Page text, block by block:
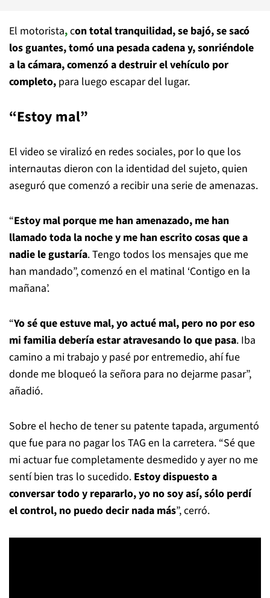
El motorista,con total tranquilidad, se bajó, se sacó
los guantes, tomó una pesada cadena y, sonriéndole
a la cámara, comenzó a destruir el vehículo por
completo, para luego escapar del lugar.
“Estoy mal”
El video se viralizó en redes sociales, por lo que los
internautas dieron con la identidad del sujeto, quien
aseguró que comenzó a recibir una serie de amenazas.
“Estoy mal porque me han amenazado, me han
llamado toda la noche y me han escrito cosas que a
nadie le gustaría. Tengo todos los mensajes que me
han mandado”, comenzó en el matinal ‘Contigo en la
mañana’.
“Yo sé que estuve mal, yo actué mal, pero no por eso
mi familia debería estar atravesando lo que pasa. Iba
camino a mi trabajo y pasé por entremedio, ahí fue
donde me bloqueó la señora para no dejarme pasar”,
añadió.
Sobre el hecho de tener su patente tapada, argumentó
que fue para no pagar los TAG en la carretera. “Sé que
mi actuar fue completamente desmedido y ayer no me
sentí bien tras lo sucedido. Estoy dispuesto a
conversar todo y repararlo, yo no soy así, sólo perdí
el control, no puedo decir nada más”, cerró.